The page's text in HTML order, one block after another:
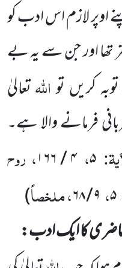
لازم اس ادب کو
تھا اور جن سے یہ بے
کریں تواللہتعالیٰ
فرمانے والا ہے۔
۵، ۴ / ۱۶۶
، روح
۵، ۹ / ۶۸ ، ملخصاً)
حاضری کا ایک ادب: